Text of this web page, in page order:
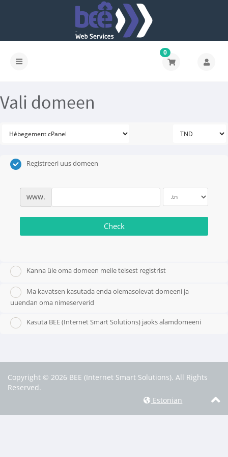
0
Vali domeen
Registreeri uus domeen
www.
Check
Kanna üle oma domeen meile teisest registrist
Ma kavatsen kasutada enda olemasolevat domeeni ja
uuendan oma nimeserverid
Kasuta BEE (Internet Smart Solutions) jaoks alamdomeeni
Copyright © 2026 BEE (Internet Smart Solutions). All Rights
Reserved.
Estonian